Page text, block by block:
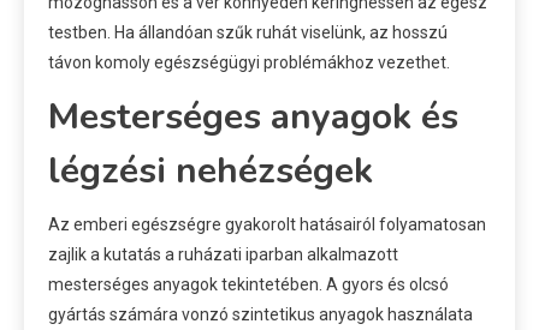
testben. Ha állandóan szűk ruhát viselünk, az hosszú
távon komoly egészségügyi problémákhoz vezethet.
Mesterséges anyagok és
légzési nehézségek
Az emberi egészségre gyakorolt hatásairól folyamatosan
zajlik a kutatás a ruházati iparban alkalmazott
mesterséges anyagok tekintetében. A gyors és olcsó
gyártás számára vonzó szintetikus anyagok használata